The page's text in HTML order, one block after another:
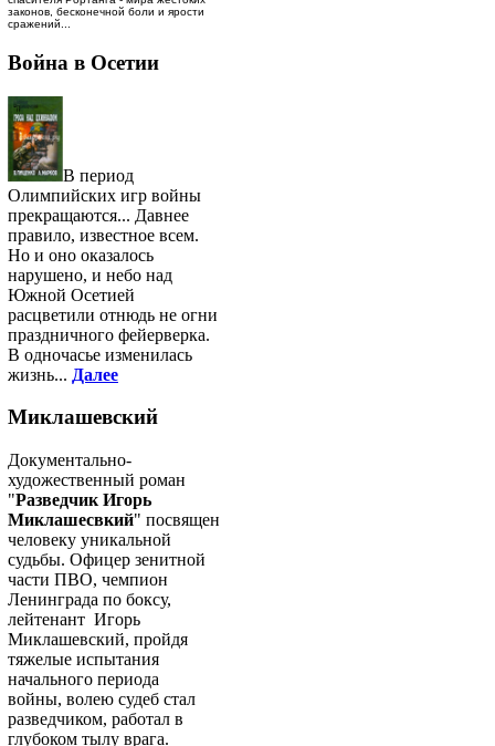
законов, бесконечной боли и ярости
сражений...
Война в Осетии
В период
Олимпийских игр войны
прекращаются... Давнее
правило, известное всем.
Но и оно оказалось
нарушено, и небо над
Южной Осетией
расцветили отнюдь не огни
праздничного фейерверка.
В одночасье изменилась
жизнь... Далее
Миклашевский
Документально-
художественный роман
"Разведчик Игорь
Миклашесвкий" посвящен
человеку уникальной
судьбы. Офицер зенитной
части ПВО, чемпион
Ленинграда по боксу,
лейтенант Игорь
Миклашевский, пройдя
тяжелые испытания
начального периода
войны, волею судеб стал
разведчиком, работал в
глубоком тылу врага.